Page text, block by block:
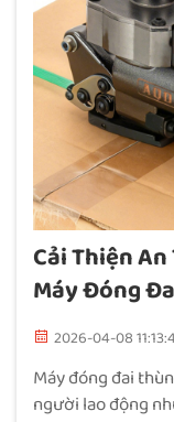
Cải Thiện
Máy Đóng
2026-04-08
Máy đóng đai
người lao động